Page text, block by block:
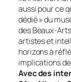
aussi pour ce
dédié » du
des Beaux-
artistes et
horizons à
implications
Avec des